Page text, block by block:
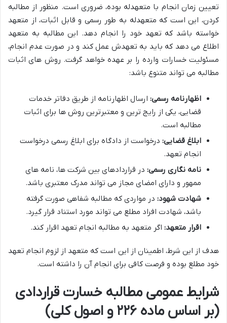
تعیین زمان انجام با متعهدله بوده، ضروری است. منظور از مطالبه
کردن، این است که متعهدله به طور رسمی و قابل اثبات، از متعهد
خواسته باشد که تعهد خود را انجام دهد. این مطالبه به متعهد
اطلاع می دهد که باید به تعهدش عمل کند و در صورت عدم انجام،
مسئولیت خسارات وارده را بر عهده خواهد گرفت. روش های اثبات
مطالبه می تواند متنوع باشد:
اظهارنامه رسمی: ارسال اظهارنامه از طریق دفاتر خدمات
قضایی، یکی از رایج ترین و معتبرترین روش ها برای اثبات
مطالبه است.
ابلاغ قضایی: درخواست از دادگاه برای ابلاغ رسمی درخواست
انجام تعهد.
نامه نگاری رسمی: در قراردادهای بین شرکت ها، نامه های
ممهور و دارای امضای مجاز می تواند مدرک معتبری باشد.
شهادت شهود: در مواردی که مطالبه شفاهی صورت گرفته
باشد، شهادت افراد مطلع می تواند مورد استناد قرار گیرد.
اقرار متعهد: اگر متعهد به مطالبه انجام تعهد اقرار کند.
هدف از این شرط، اطمینان از این است که متعهد از لزوم انجام تعهد
خود مطلع بوده و فرصت کافی برای انجام آن را داشته است.
شرایط عمومی مطالبه خسارت قراردادی
(بر اساس ماده ۲۲۶ و اصول کلی)